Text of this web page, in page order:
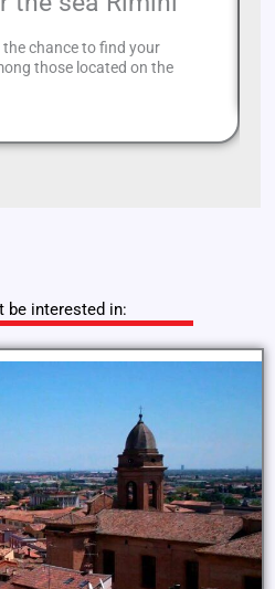
chance to find your
those located on the
be interested in: